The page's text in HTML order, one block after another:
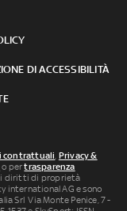
DI ACCESSIBILITÀ
contrattuali Privacy &
o pertrasparenza
i diritti di proprietà
international AG e sono
Srl Via Monte Penice, 7 -